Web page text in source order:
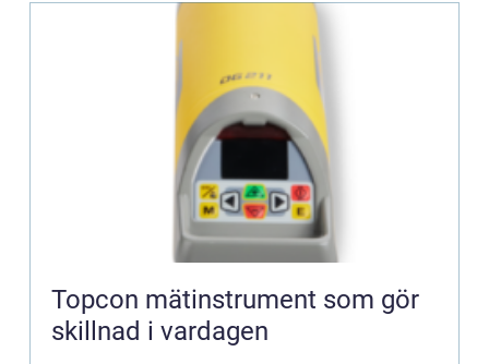
Topcon mätinstrument som gör
skillnad i vardagen